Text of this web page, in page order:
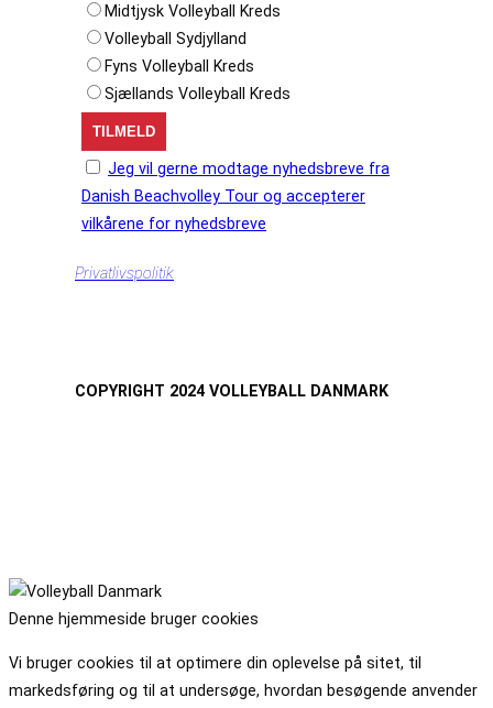
Midtjysk Volleyball Kreds
Volleyball Sydjylland
Fyns Volleyball Kreds
Sjællands Volleyball Kreds
Jeg vil gerne modtage nyhedsbreve fra
Danish Beachvolley Tour og accepterer
vilkårene for nyhedsbreve
Privatlivspolitik
COPYRIGHT 2024 VOLLEYBALL DANMARK
Denne hjemmeside bruger cookies
Vi bruger cookies til at optimere din oplevelse på sitet, til
markedsføring og til at undersøge, hvordan besøgende anvender